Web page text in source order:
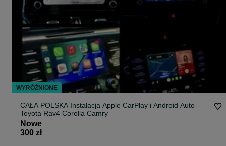
CAŁA POLSKA Instalacja Apple CarPlay i Android Auto
Toyota Rav4 Corolla Camry
Nowe
300 zł
WYRÓŻNIONE